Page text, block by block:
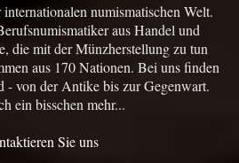
numismatischen Welt.
aus Handel und
die mit der Münzherstellung zu tun
aus 170 Nationen. Bei uns finden
- von der Antike bis zur Gegenwart.
ein bisschen mehr...
Sie uns